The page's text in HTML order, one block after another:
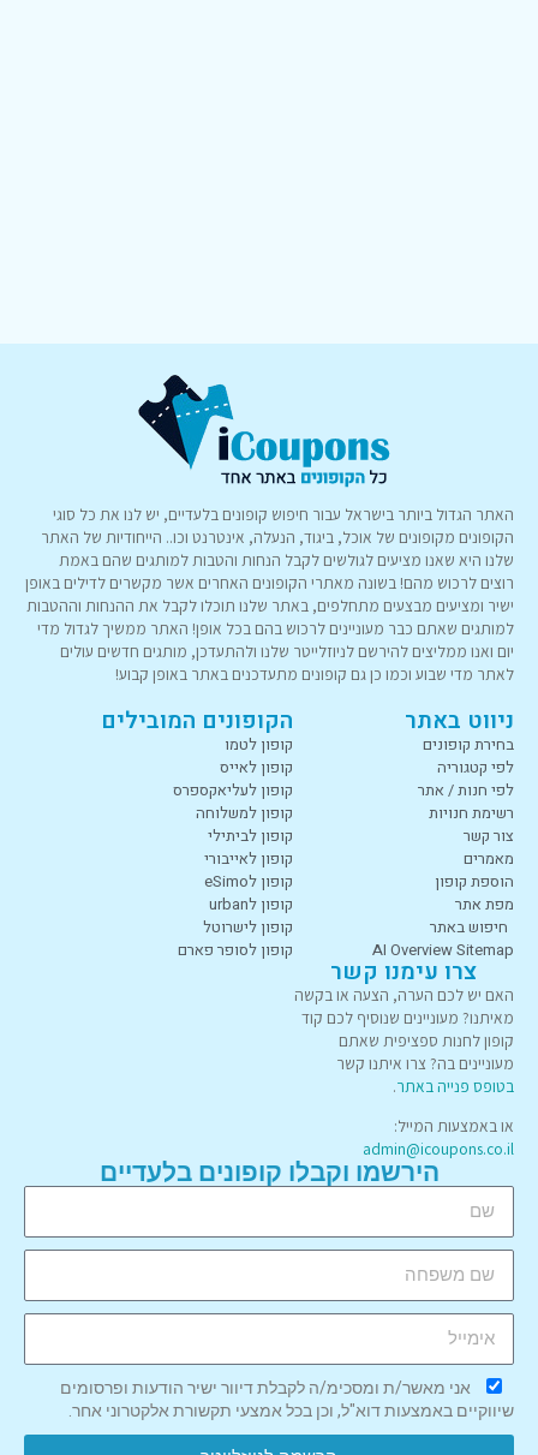
האתר הגדול ביותר בישראל עבור חיפוש קופונים בלעדיים, יש לנו את כל סוגי
הקופונים מקופונים של אוכל, ביגוד, הנעלה, אינטרנט וכו.. הייחודיות של האתר
שלנו היא שאנו מציעים לגולשים לקבל הנחות והטבות למותגים שהם באמת
רוצים לרכוש מהם! בשונה מאתרי הקופונים האחרים אשר מקשרים לדילים באופן
ישיר ומציעים מבצעים מתחלפים, באתר שלנו תוכלו לקבל את ההנחות וההטבות
למותגים שאתם כבר מעוניינים לרכוש בהם בכל אופן! האתר ממשיך לגדול מדי
יום ואנו ממליצים להירשם לניוזלייטר שלנו ולהתעדכן, מותגים חדשים עולים
לאתר מדי שבוע וכמו כן גם קופונים מתעדכנים באתר באופן קבוע!
ניווט באתר
בחירת קופונים
לפי קטגוריה
לפי חנות / אתר
רשימת חנויות
צור קשר
מאמרים
הוספת קופון
מפת אתר
חיפוש באתר
AI Overview Sitemap
הקופונים המובילים
קופון לטמו
קופון לאייס
קופון לעליאקספרס
קופון למשלוחה
קופון לביתילי
קופון לאייבורי
קופון לeSimo
קופון לurban
קופון לישרוטל
קופון לסופר פארם
צרו עימנו קשר
האם יש לכם הערה, הצעה או בקשה
מאיתנו? מעוניינים שנוסיף לכם קוד
קופון לחנות ספציפית שאתם
מעוניינים בה? צרו איתנו קשר
בטופס פנייה באתר.
או באמצעות המייל:
admin@icoupons.co.il
הירשמו וקבלו קופונים בלעדיים
אני מאשר/ת ומסכימ/ה לקבלת דיוור ישיר הודעות ופרסומים
שיווקיים באמצעות דוא"ל, וכן בכל אמצעי תקשורת אלקטרוני אחר.